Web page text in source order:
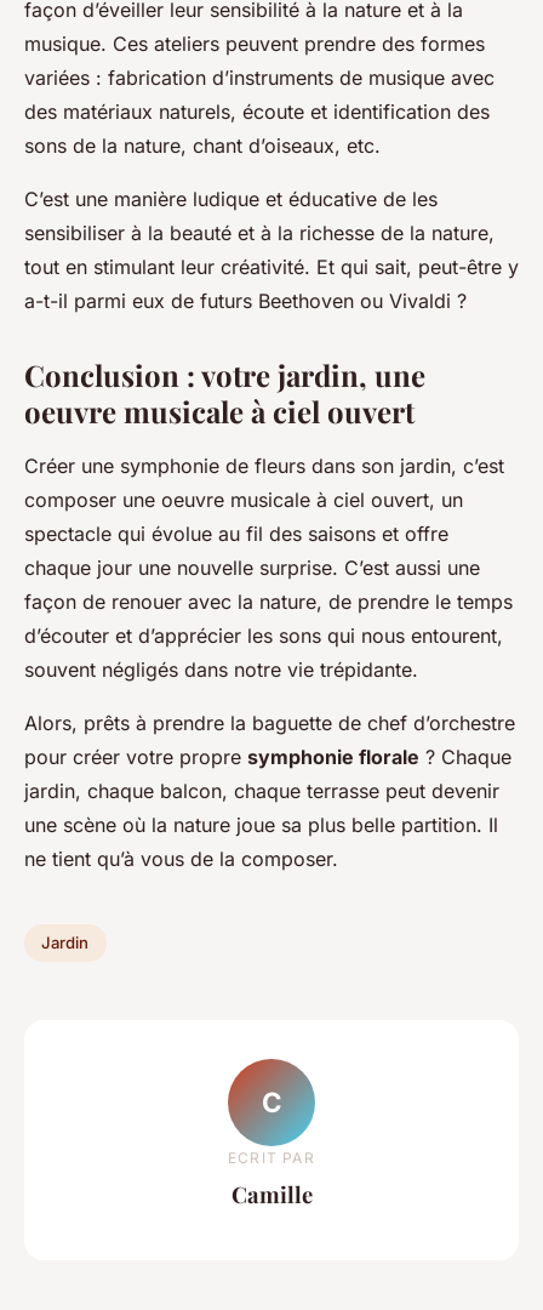
façon d’éveiller leur sensibilité à la nature et à la
musique. Ces ateliers peuvent prendre des formes
variées : fabrication d’instruments de musique avec
des matériaux naturels, écoute et identification des
sons de la nature, chant d’oiseaux, etc.
C’est une manière ludique et éducative de les
sensibiliser à la beauté et à la richesse de la nature,
tout en stimulant leur créativité. Et qui sait, peut-être y
a-t-il parmi eux de futurs Beethoven ou Vivaldi ?
Conclusion : votre jardin, une
oeuvre musicale à ciel ouvert
Créer une symphonie de fleurs dans son jardin, c’est
composer une oeuvre musicale à ciel ouvert, un
spectacle qui évolue au fil des saisons et offre
chaque jour une nouvelle surprise. C’est aussi une
façon de renouer avec la nature, de prendre le temps
d’écouter et d’apprécier les sons qui nous entourent,
souvent négligés dans notre vie trépidante.
Alors, prêts à prendre la baguette de chef d’orchestre
pour créer votre propre symphonie florale ? Chaque
jardin, chaque balcon, chaque terrasse peut devenir
une scène où la nature joue sa plus belle partition. Il
ne tient qu’à vous de la composer.
Jardin
C
ECRIT PAR
Camille